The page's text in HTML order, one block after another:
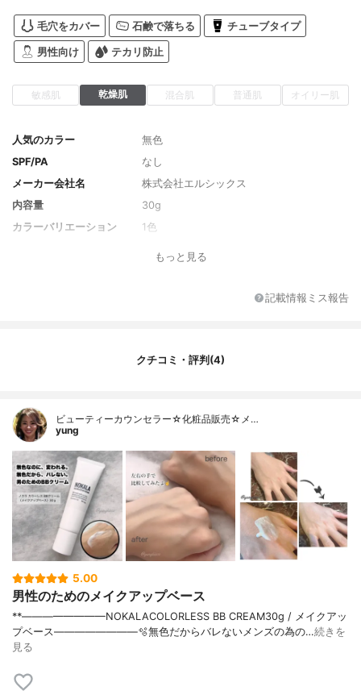
毛穴をカバー 石鹸で落ちる チューブタイプ
男性向け テカリ防止
敏感肌 乾燥肌 混合肌 普通肌 オイリー肌
人気のカラー
無色
SPF/PA
なし
メーカー会社名
株式会社エルシックス
内容量
30g
カラーバリエーション
1色
水、BG、メタクリル酸メチルクロスポリマ
ー、ジフェニルシロキシフェニルトリメチ
チルヘキサノイン、フェノキシエタノー
ンタシロキサン、（アクリレーツ/アクリル
タン
もっと見る
記載情報ミス報告
クチコミ・評判(4)
ビューティーカウンセラー☆化粧品販売☆メ…
yung
5.00
男性のためのメイクアップベース
**⁡————————⁡NOKALACOLORLESS BB CREAM⁡30g / メイクアッ
プベース⁡————————⁡⁡⁡🫧無色だからバレないメンズの為の…続きを
見る